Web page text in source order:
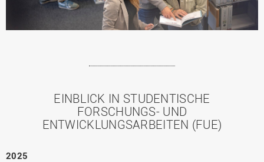
EINBLICK IN STUDENTISCHE
FORSCHUNGS- UND
ENTWICKLUNGSARBEITEN (FUE)
2025